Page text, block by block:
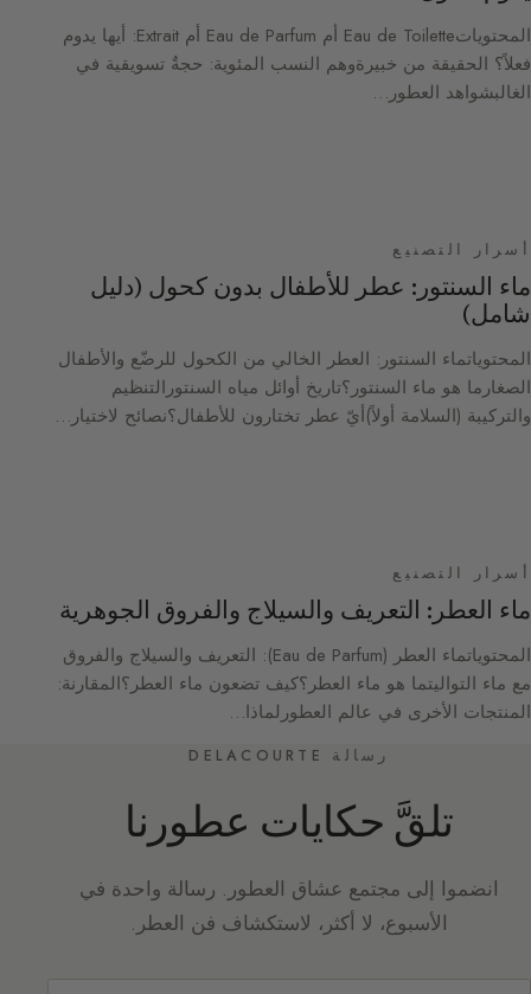
المحتوياتEau de Toilette أم Eau de Parfum أم Extrait: أيها يدوم
فعلاً؟ الحقيقة من خبيرةوهم النسب المئوية: حجةٌ تسويقية في
الغالبشواهد العطور…
أسرار التصنيع
ماء السنتور: عطر للأطفال بدون كحول (دليل
شامل)
المحتوياتماء السنتور: العطر الخالي من الكحول للرضّع والأطفال
الصغارما هو ماء السنتور؟تاريخ أوائل مياه السنتورالتنظيم
والتركيبة (السلامة أولاً)أيّ عطر تختارون للأطفال؟نصائح لاختيار…
أسرار التصنيع
ماء العطر: التعريف والسيلاج والفروق الجوهرية
المحتوياتماء العطر (Eau de Parfum): التعريف والسيلاج والفروق
مع ماء التواليتما هو ماء العطر؟كيف تضعون ماء العطر؟المقارنة:
المنتجات الأخرى في عالم العطورلماذا…
رسالة DELACOURTE
تلقَّ حكايات عطورنا
انضموا إلى مجتمع عشاق العطور. رسالة واحدة في
الأسبوع، لا أكثر، لاستكشاف فن العطر.